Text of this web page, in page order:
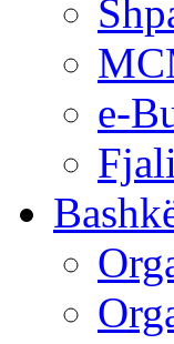
e-